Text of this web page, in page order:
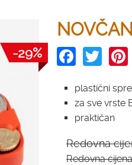
-29%
plastični
za sve vrste
praktičan
Redovna
Redovna